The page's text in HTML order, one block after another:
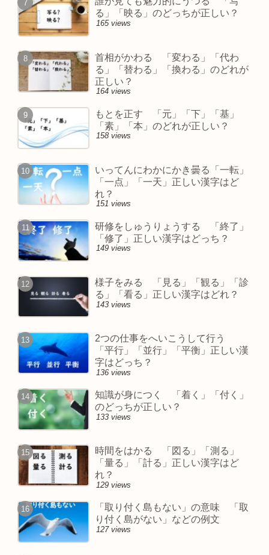
る」「映る」のどっちが正しい？
165 views
首相がかわる 「変わる」「代わ
る」「替わる」「換わる」のどれが
正しい？
164 views
もとを正す 「元」「下」「基」
「素」「本」のどれが正しい？
158 views
いってんにわかにかき曇る「一転」
「一点」「一天」正しい漢字はど
れ？
151 views
研修をしゅうりょうする 「終了」
「修了」正しい漢字はどっち？
149 views
様子をみる 「見る」「観る」「診
る」「看る」正しい漢字はどれ？
143 views
2つの仕事をへいこうして行う
「平行」「並行」「平衡」正しい漢
字はどっち？
136 views
知識が身につく 「着く」「付く」
のどっちが正しい？
133 views
時間をはかる 「図る」「測る」
「量る」「計る」正しい漢字はど
れ？
129 views
「取り付く島もない」の意味 「取
り付く島がない」などの例文
127 views